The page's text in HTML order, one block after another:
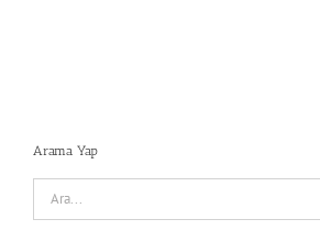
Arama Yap
Search
for: